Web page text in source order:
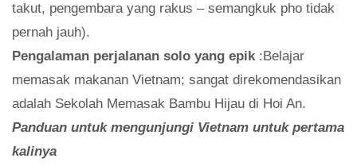
takut, pengembara yang rakus – semangkuk pho tidak
pernah jauh).
Pengalaman perjalanan solo yang epik :Belajar
memasak makanan Vietnam; sangat direkomendasikan
adalah Sekolah Memasak Bambu Hijau di Hoi An.
Panduan untuk mengunjungi Vietnam untuk pertama
kalinya